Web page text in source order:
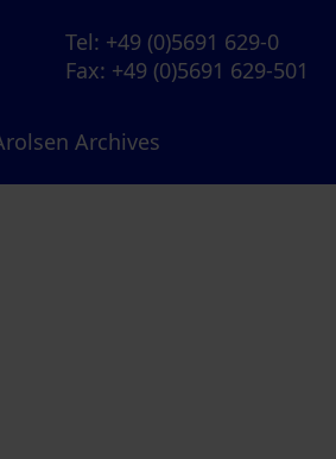
Tel: +49 (0)5691 629-0
Fax: +49 (0)5691 629-501
Archives